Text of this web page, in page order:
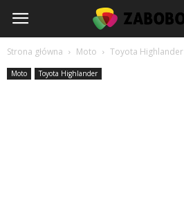
www.zabobon.pl
Strona główna Moto Toyota Highlander
Moto Toyota Highlander